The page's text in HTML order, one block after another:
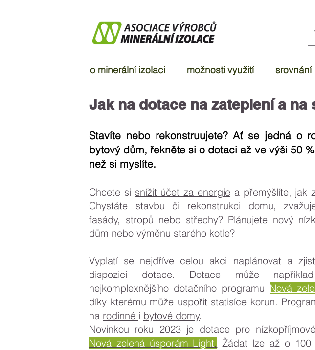
o minerální izolaci možnosti využití srovnání
Jak na dotace na zateplení a
Stavíte nebo rekonstruujete? Ať se jedná o
bytový dům, řekněte si o dotaci až ve výši 50
než si myslíte.
Chcete si snížit účet za energie a přemýšlíte, jak
Chystáte stavbu či rekonstrukci domu,
fasády, stropů nebo střechy? Plánujete nový
dům nebo výměnu starého kotle?
Vyplatí se nejdříve celou akci naplánovat a
dispozici dotace. Dotace může
nejkomplexnějšího dotačního programu Nová
díky kterému může uspořit statisíce korun.
na rodinné i bytové domy.
Novinkou roku 2023 je dotace pro
Nová zelená úsporám Light. Žádat lze až o